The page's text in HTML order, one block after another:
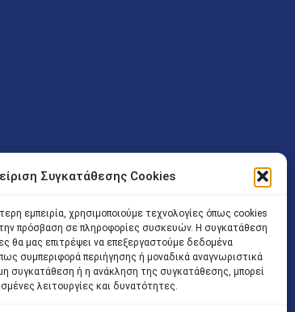
Συγκατάθεσης Cookies
εμπειρία, χρησιμοποιούμε τεχνολογίες όπως cookies
πρόσβαση σε πληροφορίες συσκευών. Η συγκατάθεση
θα μας επιτρέψει να επεξεργαστούμε δεδομένα
συμπεριφορά περιήγησης ή μοναδικά αναγνωριστικά
συγκατάθεση ή η ανάκληση της συγκατάθεσης, μπορεί
λειτουργίες και δυνατότητες.
41 T.K.14234 Νέα Ιωνία), επιτρέπεται
στο κτήριο επιτρέπεται ελεύθερα με την
κανέναν χρονικό ή άλλο περιορισμό. Η είσοδος
ώρες 9.00 – 15.00. Η εξυπηρέτηση του κοινού
εντός του εσωτερικού χώρου
κατόπιν προγραμματισμένου ραντεβού.